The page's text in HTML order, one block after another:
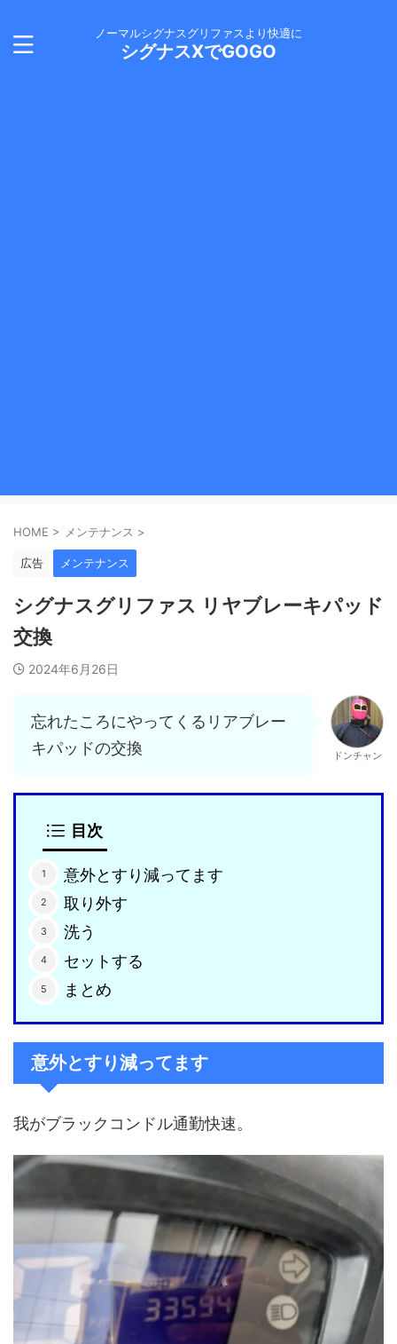
ノーマルシグナスグリファスより快適に
シグナスXでGOGO
HOME > メンテナンス >
広告 メンテナンス
シグナスグリファス リヤブレーキパッド
交換
2024年6月26日
忘れたころにやってくるリアブレー
キパッドの交換
ドンチャン
目次
意外とすり減ってます
取り外す
洗う
セットする
まとめ
意外とすり減ってます
我がブラックコンドル通勤快速。